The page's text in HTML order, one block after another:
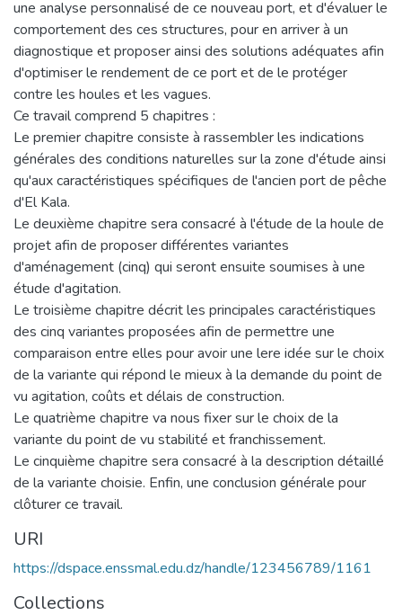
une analyse personnalisé de ce nouveau port, et d'évaluer le
comportement des ces structures, pour en arriver à un
diagnostique et proposer ainsi des solutions adéquates afin
d'optimiser le rendement de ce port et de le protéger
contre les houles et les vagues.
Ce travail comprend 5 chapitres :
Le premier chapitre consiste à rassembler les indications
générales des conditions naturelles sur la zone d'étude ainsi
qu'aux caractéristiques spécifiques de l'ancien port de pêche
d'El Kala.
Le deuxième chapitre sera consacré à l'étude de la houle de
projet afin de proposer différentes variantes
d'aménagement (cinq) qui seront ensuite soumises à une
étude d'agitation.
Le troisième chapitre décrit les principales caractéristiques
des cinq variantes proposées afin de permettre une
comparaison entre elles pour avoir une lere idée sur le choix
de la variante qui répond le mieux à la demande du point de
vu agitation, coûts et délais de construction.
Le quatrième chapitre va nous fixer sur le choix de la
variante du point de vu stabilité et franchissement.
Le cinquième chapitre sera consacré à la description détaillé
de la variante choisie. Enfin, une conclusion générale pour
clôturer ce travail.
URI
https://dspace.enssmal.edu.dz/handle/123456789/1161
Collections